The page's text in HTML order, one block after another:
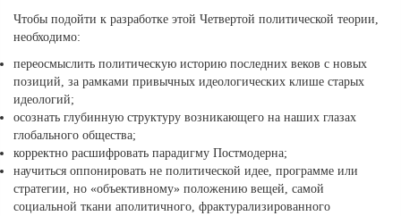
Чтобы подойти к разработке этой Четвертой политической теории,
необходимо:
переосмыслить политическую историю последних веков с новых
позиций, за рамками привычных идеологических клише старых
идеологий;
осознать глубинную структуру возникающего на наших глазах
глобального общества;
корректно расшифровать парадигму Постмодерна;
научиться оппонировать не политической идее, программе или
стратегии, но «объективному» положению вещей, самой
социальной ткани аполитичного, фрактурализированного